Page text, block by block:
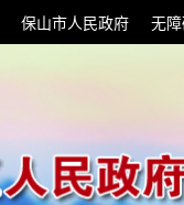
保山市人民政府 无